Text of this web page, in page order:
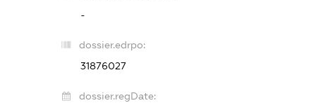
-
dossier.edrpo:
31876027
dossier.regDate: